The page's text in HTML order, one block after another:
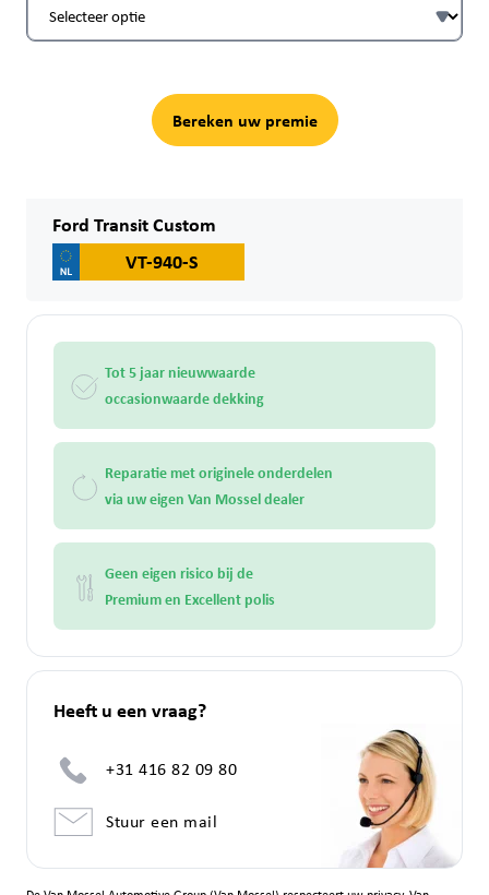
Bereken uw premie
Ford Transit Custom
VT-940-S
Tot 5 jaar nieuwwaarde
occasionwaarde dekking
Reparatie met originele onderdelen
via uw eigen Van Mossel dealer
Geen eigen risico bij de
Premium en Excellent polis
Heeft u een vraag?
+31 416 82 09 80
Stuur een mail